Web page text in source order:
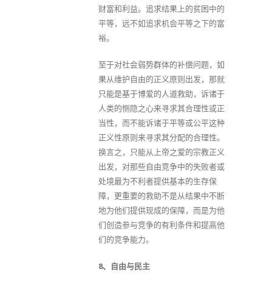
财富和利益。追求结果上的贫困中的
平等，远不如追求机会平等之下的富
裕。
至于对社会弱势群体的补偿问题，如
果从维护自由的正义原则出发，那就
只能是基于博爱的人道救助，诉诸于
人类的恻隐之心来寻求其合理性或正
当性，而不能诉诸于平等或公平这种
正义性原则来寻求其分配的合理性。
换言之，只能从上帝之爱的宗教正义
出发，对那些自由竞争中的失败者或
处境最为不利者提供基本的生存保
障，更重要的救助不是从结果中不断
地为他们提供现成的保障，而是为他
们创造参与竞争的有利条件和提高他
们的竞争能力。
8、自由与民主